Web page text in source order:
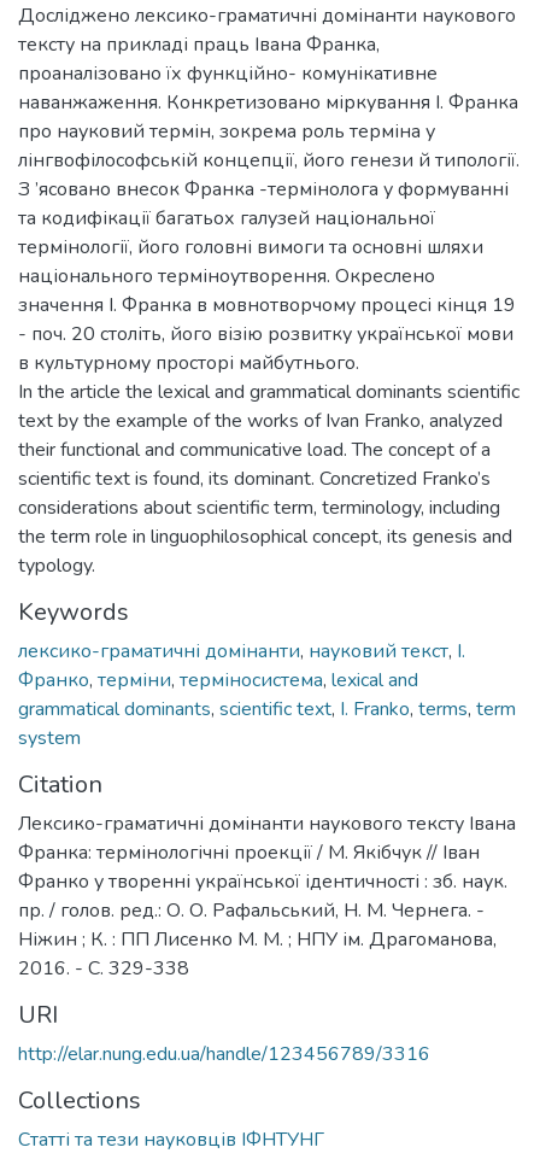
Досліджено лексико-граматичні домінанти наукового
тексту на прикладі праць Івана Франка,
проаналізовано їх функційно- комунікативне
наванжаження. Конкретизовано міркування І. Франка
про науковий термін, зокрема роль терміна у
лінгвофілософській концепції, його генези й типології.
З ’ясовано внесок Франка -термінолога у формуванні
та кодифікації багатьох галузей національної
термінології, його головні вимоги та основні шляхи
національного терміноутворення. Окреслено
значення І. Франка в мовнотворчому процесі кінця 19
- поч. 20 століть, його візію розвитку української мови
в культурному просторі майбутнього.
In the article the lexical and grammatical dominants scientific
text by the example of the works of Ivan Franko, analyzed
their functional and communicative load. The concept of a
scientific text is found, its dominant. Concretized Franko’s
considerations about scientific term, terminology, including
the term role in linguophilosophical concept, its genesis and
typology.
Keywords
лексико-граматичні домінанти, науковий текст, І.
Франко, терміни, терміносистема, lexical and
grammatical dominants, scientific text, I. Franko, terms, term
system
Citation
Лексико-граматичні домінанти наукового тексту Івана
Франка: термінологічні проекції / М. Якібчук // Іван
Франко у творенні української ідентичності : зб. наук.
пр. / голов. ред.: О. О. Рафальський, Н. М. Чернега. -
Ніжин ; К. : ПП Лисенко М. М. ; НПУ ім. Драгоманова,
2016. - С. 329-338
URI
http://elar.nung.edu.ua/handle/123456789/3316
Collections
Статті та тези науковців ІФНТУНГ